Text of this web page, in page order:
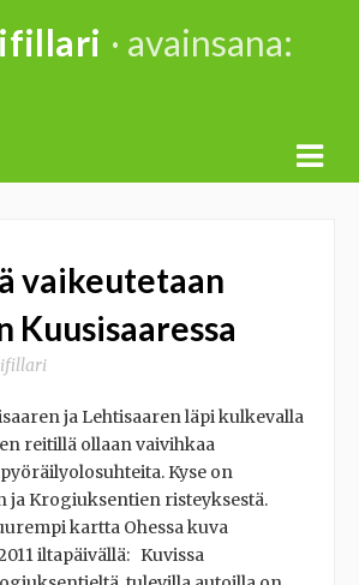
· avainsana:
vaikeutetaan
Kuusisaaressa
ja Lehtisaaren läpi kulkevalla
reitillä ollaan vaivihkaa
Kyse on
ja Krogiuksentien risteyksestä.
kartta Ohessa kuva
iltapäivällä: Kuvissa